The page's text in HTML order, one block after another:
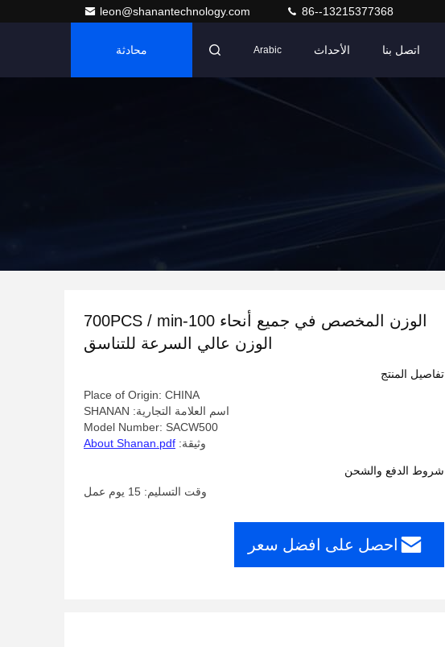
leon@shanantechnology.com 86--13215377368
اتصل بنا الأحداث Arabic محادثة
الوزن المخصص في جميع أنحاء 100-700PCS / min
الوزن عالي السرعة للتناسق
تفاصيل المنتج
Place of Origin: CHINA
اسم العلامة التجارية: SHANAN
Model Number: SACW500
وثيقة: About Shanan.pdf
شروط الدفع والشحن
وقت التسليم: 15 يوم عمل
احصل على افضل سعر